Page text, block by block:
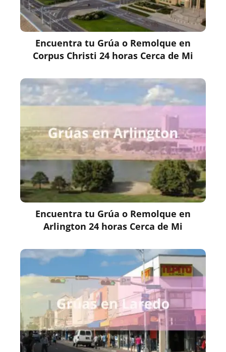
Encuentra tu Grúa o Remolque en
Corpus Christi 24 horas Cerca de Mi
Encuentra tu Grúa o Remolque en
Arlington 24 horas Cerca de Mi